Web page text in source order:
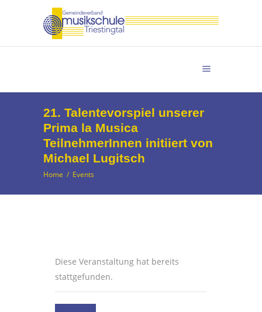
21. Talentevorspiel unserer
Prima la Musica
TeilnehmerInnen initiiert von
Michael Lugitsch
Home / Events
Diese Veranstaltung hat bereits
stattgefunden.